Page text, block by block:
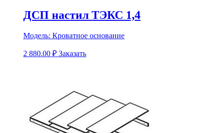
ДСП настил ТЭКС 1,4
Модель: Кроватное основание
2 880.00 ₽ Заказать